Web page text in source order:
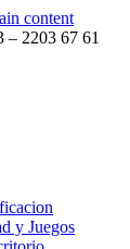
content
2203 67 61
y Juegos